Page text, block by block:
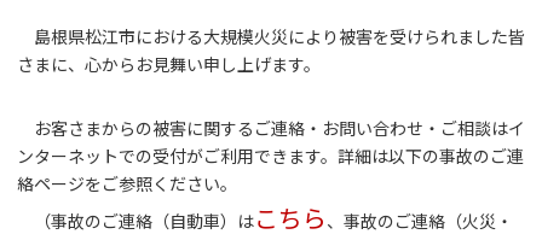
島根県松江市における大規模火災により被害を受けられました皆
さまに、心からお見舞い申し上げます。
お客さまからの被害に関するご連絡・お問い合わせ・ご相談はイ
ンターネットでの受付がご利用できます。詳細は以下の事故のご連
絡ページをご参照ください。
（事故のご連絡（自動車）はこちら 、事故のご連絡（火災・